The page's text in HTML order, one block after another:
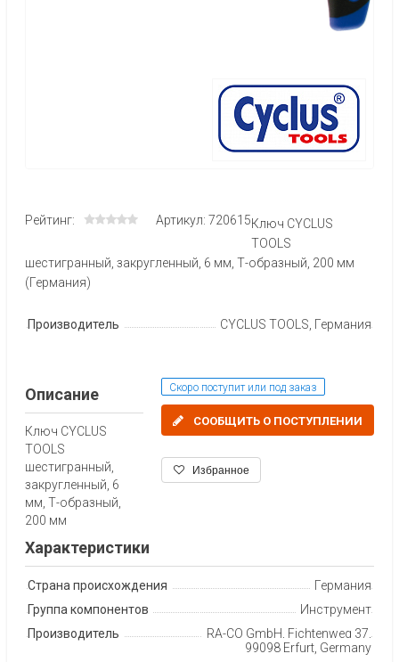
Рейтинг: Артикул: 720615Ключ CYCLUS
TOOLS
шестигранный, закругленный, 6 мм, Т-образный, 200 мм
(Германия)
Производитель CYCLUS TOOLS, Германия
Скоро поступит или под заказ
СООБЩИТЬ О ПОСТУПЛЕНИИ
Избранное
Описание
Ключ CYCLUS
TOOLS
шестигранный,
закругленный, 6
мм, Т-образный,
200 мм
Характеристики
Страна происхождения
Германия
Группа компонентов
Инструмент
Производитель
RA-CO GmbH, Fichtenweg 37,
99098 Erfurt, Germany